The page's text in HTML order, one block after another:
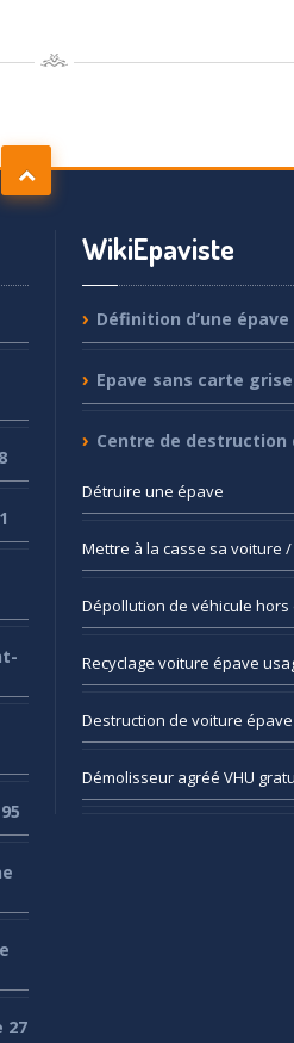
27
WikiEpaviste
Définition d’une épave
Epave sans carte grise
Centre de destruction
Détruire une épave
Mettre à la casse sa voiture
Dépollution de véhicule hors
Recyclage voiture épave
Destruction de voiture
Démolisseuragréé VHU